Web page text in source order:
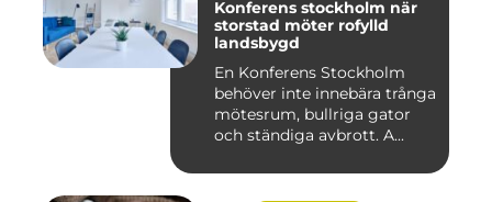
Konferens stockholm när
storstad möter rofylld
landsbygd
En Konferens Stockholm
behöver inte innebära trånga
mötesrum, bullriga gator
och ständiga avbrott. A...